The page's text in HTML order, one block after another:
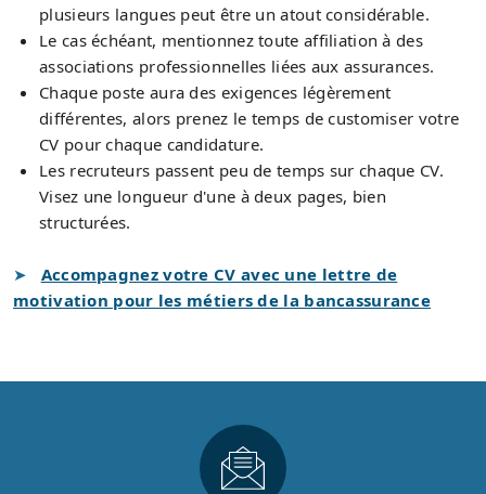
plusieurs langues peut être un atout considérable.
Le cas échéant, mentionnez toute affiliation à des
associations professionnelles liées aux assurances.
Chaque poste aura des exigences légèrement
différentes, alors prenez le temps de customiser votre
CV pour chaque candidature.
Les recruteurs passent peu de temps sur chaque CV.
Visez une longueur d'une à deux pages, bien
structurées.
Accompagnez votre CV avec une lettre de
motivation pour les métiers de la bancassurance